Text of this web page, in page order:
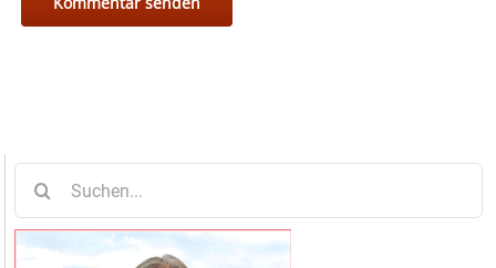
nach: